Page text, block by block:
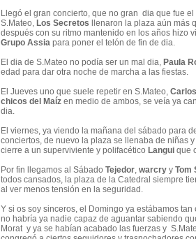
Llegó el gran concierto, que no gran dia que fue
S.Mateo, Los Secretos llenaron la plaza aún más
después con su ritmo mantenido en los años hizo
Grupo Assia para poner el telón de fin de dia.
El dia de S.Mateo no podía ser un mal dia, Paula
edad para dar otra noche de marcha a las fiestas.
El Jueves uno que suele repetir en S.Mateo,
chicos del Maíz en medio de ambos, se veía ya
dia.
El viernes, ya viendo la mañana del sábado para
conciertos, de nuevo la plaza se llenaba de niñas
cierre a un superviviente y polifacético Langui que
Por fin llegamos al Sábado Tejedor, warcry y Tom
todos cansados, la plaza de la Catedral siempre
al ver menos tensión en la seguridad.
Y si os soy sinceros, el Domingo ya estábamos
no habría ya nadie capaz de aguantar sabiendo
Morat y ya se habían acabado las fuerzas y